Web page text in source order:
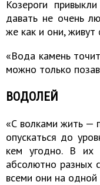
Козероги
давать не очень
же как и они, живут
«Вода камень
можно только
ВОДОЛЕЙ
«С волками жить —
опускаться до
кем угодно. В их
абсолютно разных
всеми они на одной